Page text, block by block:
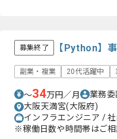
募集終了 【Python】
副業・複業 20代活躍中
〜34万円／月 業務
大阪天満宮(大阪府)
インフラエンジニア / 社
※稼働日数や時間帯はご相